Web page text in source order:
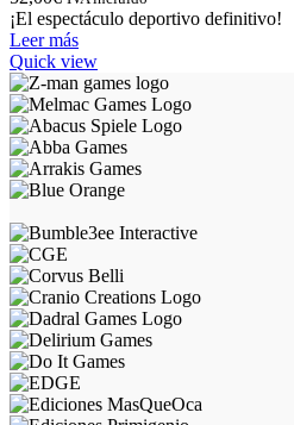
¡El espectáculo deportivo definitivo!
Leer más
Quick view